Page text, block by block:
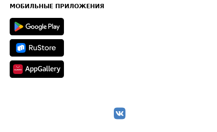
Техническая информация
МОБИЛЬНЫЕ ПРИЛОЖЕНИЯ